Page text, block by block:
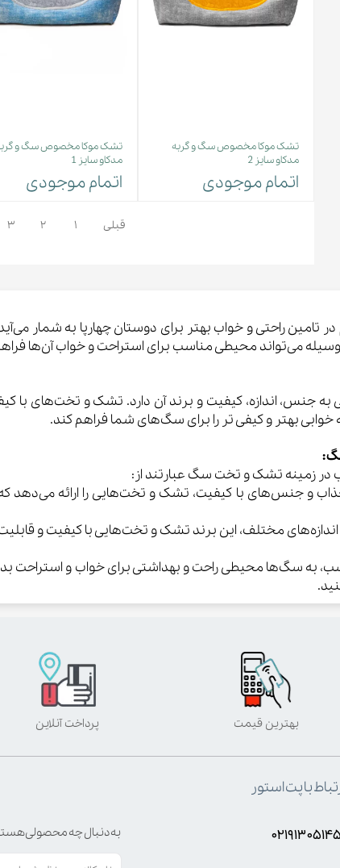
تشک موکا مخصوص سگ و گربه
مدکاو سایز 2
اتمام موجودی
تشک موکا مخصوص سگ و
مدکاو سایز 1
اتمام موجودی
قبلی ۱ ۲ ۳
راحتی و خواب بهتر برای دوستان چهارپا به شمار
می‌تواند محیطی مناسب برای استراحت و خواب آن‌ها
اندازه، کیفیت و برند آن دارد. تشک و تخت‌های با
بهتر و کیفی تر را برای سگ‌های شما فراهم کند.
در زمینه تشک و تخت سگ عبارتند از:
و جنس‌های با کیفیت، تشک و تخت‌هایی را ارائه
اندازه‌های مختلف، این برند تشک و تخت‌هایی با کیفیت و
به سگ‌ها محیطی راحت و بهداشتی برای خواب و استراحت
بهترین قیمت پرداخت آنلاین
با پت استور
۰۲۱۹۱۳۰۵۱۴۵
به دنبال چه محصولی